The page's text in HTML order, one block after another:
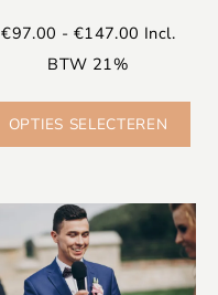
€97.00 - €147.00 Incl.
BTW 21%
OPTIES SELECTEREN